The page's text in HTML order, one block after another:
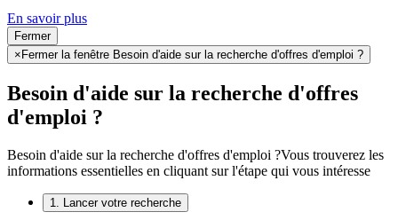
En savoir plus
Fermer
× Fermer la fenêtre Besoin d'aide sur la recherche d'offres d'emploi ?
Besoin d'aide sur la recherche d'offres
d'emploi ?
Besoin d'aide sur la recherche d'offres d'emploi ?Vous trouverez les
informations essentielles en cliquant sur l'étape qui vous intéresse
1. Lancer votre recherche